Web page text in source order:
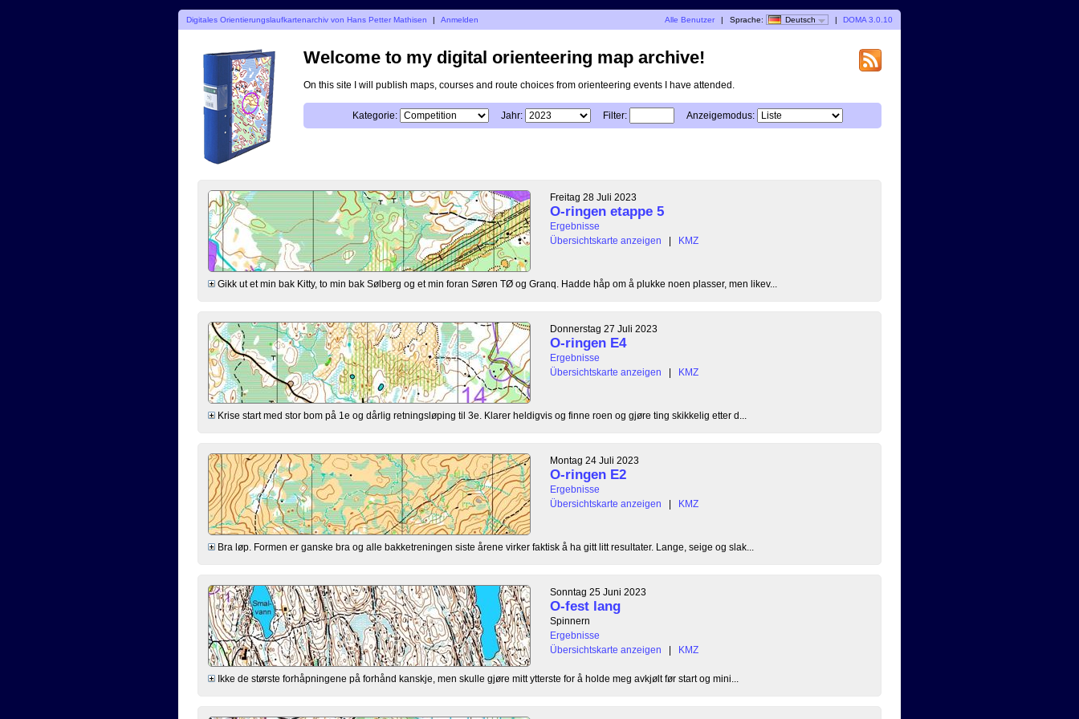
Digitales Orientierungslaufkartenarchiv von Hans Petter Mathisen | Anmelden Alle Benutzer | Sprache: Deutsch | DOMA 3.0.10
Welcome to my digital orienteering map archive!
On this site I will publish maps, courses and route choices from orienteering events I have attended.
Kategorie: Jahr: Filter: Anzeigemodus:
Freitag 28 Juli 2023
O-ringen etappe 5
Ergebnisse
Übersichtskarte anzeigen
| KMZ
Gikk ut et min bak Kitty, to min bak Sølberg og et min foran Søren TØ og Granq. Hadde håp om å plukke noen plasser, men likev...
Donnerstag 27 Juli 2023
O-ringen E4
Ergebnisse
Übersichtskarte anzeigen
| KMZ
Krise start med stor bom på 1e og dårlig retningsløping til 3e. Klarer heldigvis og finne roen og gjøre ting skikkelig etter d...
Montag 24 Juli 2023
O-ringen E2
Ergebnisse
Übersichtskarte anzeigen
| KMZ
Bra løp. Formen er ganske bra og alle bakketreningen siste årene virker faktisk å ha gitt litt resultater. Lange, seige og slak...
Sonntag 25 Juni 2023
O-fest lang
Spinnern
Ergebnisse
Übersichtskarte anzeigen
| KMZ
Ikke de største forhåpningene på forhånd kanskje, men skulle gjøre mitt ytterste for å holde meg avkjølt før start og mini...